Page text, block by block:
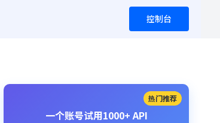
控制台
热门推荐
一个账号试用1000+ API